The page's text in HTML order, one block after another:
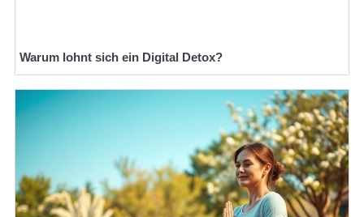
Warum lohnt sich ein Digital Detox?